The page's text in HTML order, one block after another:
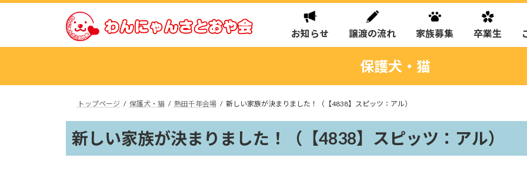
お知らせ 譲渡の流れ 家族募集 卒業生
保護犬・猫
トップページ 保護犬・猫 熱田千年会場 新しい家族が決まりました！（【4838】スピッツ：アル）
新しい家族が決まりました！（【4838】スピッツ：アル）